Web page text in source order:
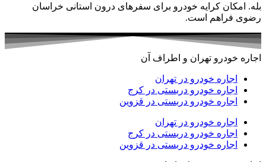
بله. امکان کرایه خودرو برای سفرهای درون استانی خراسان
رضوی فراهم است.
اجاره خودرو تهران و اطراف آن
اجاره خودرو در تهران
اجاره خودرو دربستی در کرج
اجاره خودرو دربستی در قزوین
اجاره خودرو در تهران
اجاره خودرو دربستی در کرج
اجاره خودرو دربستی در قزوین